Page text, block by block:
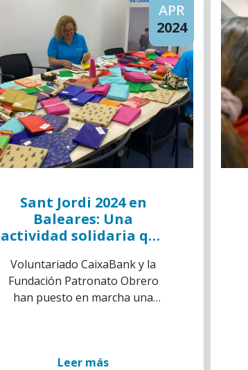
APR
2024
Sant Jordi 2024 en
Baleares: Una
actividad solidaria que
de la lectura
Voluntariado CaixaBank y la
Fundación Patronato Obrero
han puesto en marcha una
con quienes han entregado los
Leer más